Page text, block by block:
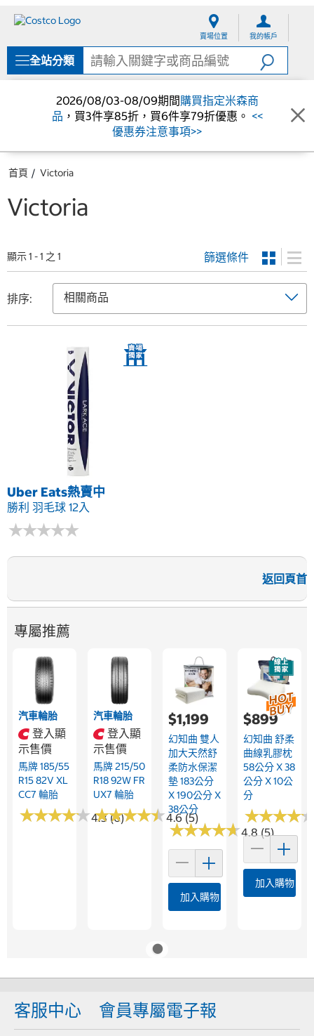
單
賣場位置 我的帳戶
全站分類
2026/08/03-08/09期間購買指定米森商
品 ，買3件享85折，買6件享79折優惠。 <<
優惠券注意事項>>
首頁 Victoria
Victoria
顯示 1 - 1 之 1 篩選條件
排序:
Uber Eats熱賣中
勝利 羽毛球 12入
★★★★★
★★★★★
返回頁首
專屬推薦
汽車輪胎
登入顯
示售價
馬牌 185/55
R15 82V XL
CC7 輪胎
★★★★★
★★★★★4.3 (6)
汽車輪胎
登入顯
示售價
馬牌 215/50
R18 92W FR
UX7 輪胎
★★★★★
★★★★★4.6 (5)
$1,199
幻知曲 雙人
加大天然舒
柔防水保潔
墊 183公分
X 190公分 X
38公分
★★★★★
★★★★★4.8 (5)
加入購物車
$899
幻知曲 舒柔
曲線乳膠枕
58公分 X 38
公分 X 10公
分
★★★★
★★★★
加入購物車
客服中心 會員專屬電子報